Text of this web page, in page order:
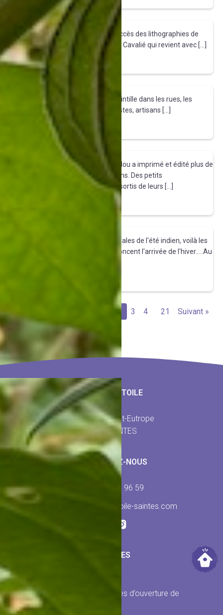
Tout en rond !
Changement de décor ! Après le succès des lithographies de
Pousse Caillou, c'est au tour d'Elvire Cavalié qui revient avec […]
Tirez le fil
C'est parti ! La fête des Lumières scintille dans les rues, les
marchés de Noël font briller les artistes, artisans […]
L'atelier de lithographie Pousse Caillou a imprimé et édité plus de
600 lithographies originales en 25 ans. Des petits
formats jusqu'au 120x160cm sont sortis de leurs […]
Après les magnifiques aurores boréales de l'été indien, voilà les
premiers refroidissements qui annoncent l'arrivée de l'hiver.....Au
2 3 4 21 Suivant »
LA BELLE ÉTOILE
20 Rue Saint-Eutrope
17100 SAINTES
CONTACTEZ-NOUS
05 46 95 96 59
contact@belle-etoile-saintes.com
HORAIRES
Nous consulter sur les horaires d’ouverture de
l'Oasis des Créateurs